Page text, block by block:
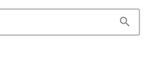
search